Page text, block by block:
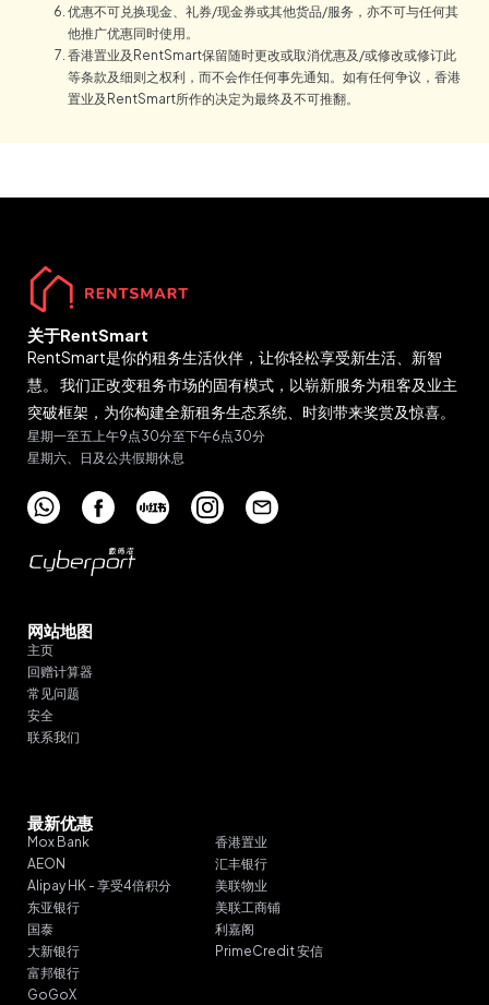
优惠不可兑换现金、礼券/现金券或其他货品/服务，亦不可与任何其
他推广优惠同时使用。
香港置业及RentSmart保留随时更改或取消优惠及/或修改或修订此
等条款及细则之权利，而不会作任何事先通知。如有任何争议，香港
置业及RentSmart所作的决定为最终及不可推翻。
关于RentSmart
RentSmart是你的租务生活伙伴，让你轻松享受新生活、新智
慧。 我们正改变租务市场的固有模式，以崭新服务为租客及业主
突破框架，为你构建全新租务生态系统、时刻带来奖赏及惊喜。
星期一至五上午9点30分至下午6点30分
星期六、日及公共假期休息
网站地图
主页
回赠计算器
常见问题
安全
联系我们
最新优惠
Mox Bank
AEON
Alipay HK - 享受4倍积分
东亚银行
国泰
大新银行
富邦银行
GoGoX
香港置业
汇丰银行
美联物业
美联工商铺
利嘉阁
PrimeCredit 安信